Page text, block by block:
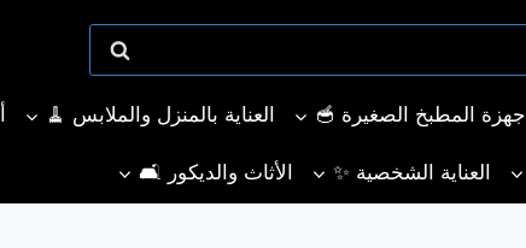
أجهزة المطبخ الصغيرة 🥣 العناية بالمنزل والملابس 🧹
العناية الشخصية ✨ الأثاث والديكور 🛋️